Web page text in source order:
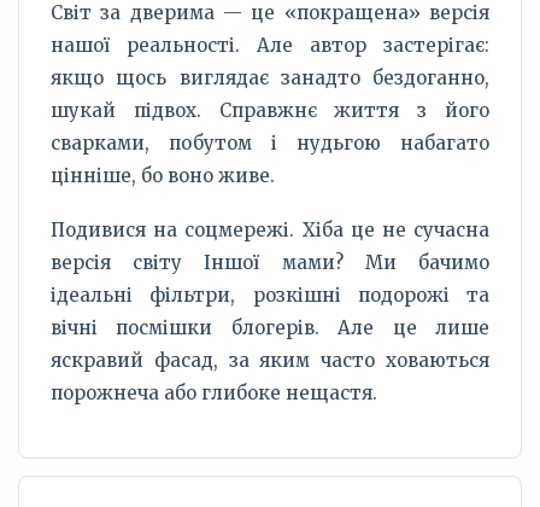
Світ за дверима — це «покращена» версія
нашої реальності. Але автор застерігає:
якщо щось виглядає занадто бездоганно,
шукай підвох. Справжнє життя з його
сварками, побутом і нудьгою набагато
цінніше, бо воно живе.
Подивися на соцмережі. Хіба це не сучасна
версія світу Іншої мами? Ми бачимо
ідеальні фільтри, розкішні подорожі та
вічні посмішки блогерів. Але це лише
яскравий фасад, за яким часто ховаються
порожнеча або глибоке нещастя.